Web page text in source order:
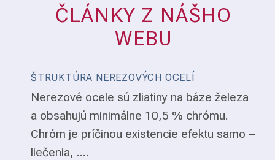
ČLÁNKY Z NÁŠHO
WEBU
ŠTRUKTÚRA NEREZOVÝCH OCELÍ
Nerezové ocele sú zliatiny na báze železa
a obsahujú minimálne 10,5 % chrómu.
Chróm je príčinou existencie efektu samo –
liečenia, ....